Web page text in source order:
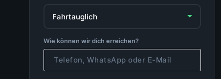
Wie können wir dich erreichen?